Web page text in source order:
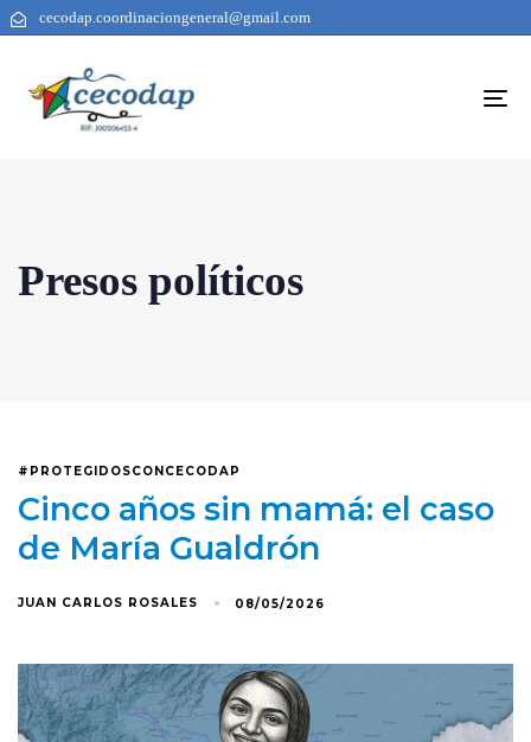
cecodap.coordinaciongeneral@gmail.com
Presos políticos
#PROTEGIDOSCONCECODAP
Cinco años sin mamá: el caso
de María Gualdrón
JUAN CARLOS ROSALES 08/05/2026